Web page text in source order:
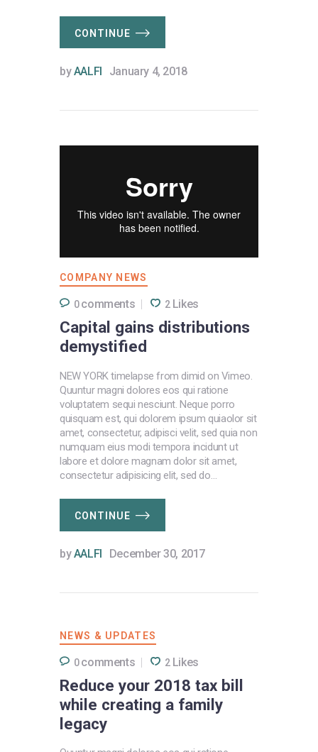
CONTINUE
byAALFI January 4, 2018
COMPANY NEWS
0 comments 2 Likes
Capital gains distributions
demystified
NEW YORK timelapse from dimid on Vimeo.
Quuntur magni dolores eos qui ratione
voluptatem sequi nesciunt. Neque porro
quisquam est, qui dolorem ipsum quiaolor sit
amet, consectetur, adipisci velit, sed quia non
numquam eius modi tempora incidunt ut
labore et dolore magnam dolor sit amet,
consectetur adipisicing elit, sed do…
CONTINUE
byAALFI December 30, 2017
NEWS & UPDATES
0 comments 2 Likes
Reduce your 2018 tax bill
while creating a family
legacy